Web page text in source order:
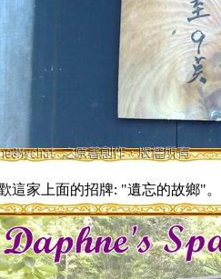
這家上面的招牌: "遺忘的故鄉"。